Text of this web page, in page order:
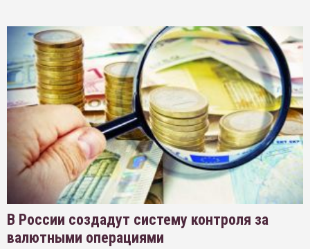
В России создадут систему контроля за
валютными операциями